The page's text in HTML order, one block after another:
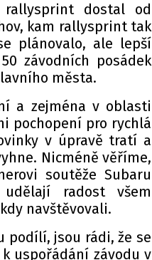
rallysprint dostal od
kam rallysprint tak
plánovalo, ale lepší
závodních posádek
města.
a zejména v oblasti
pochopení pro rychlá
v úpravě tratí a
Nicméně věříme,
soutěže Subaru
radost všem
navštěvovali.
podílí, jsou rádi, že se
uspořádání závodu v